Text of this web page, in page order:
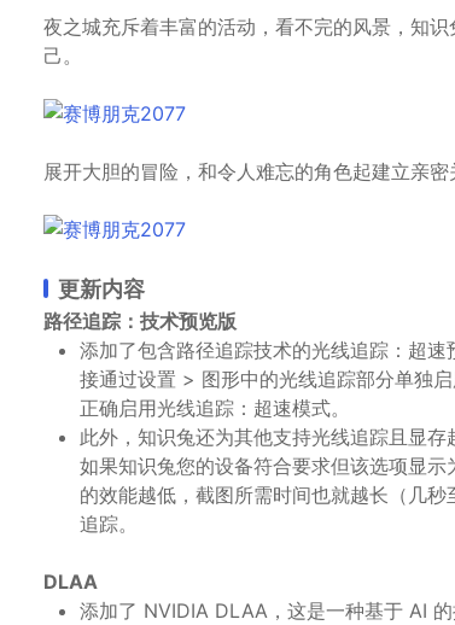
夜之城充斥着丰富的活动，看不完的风景，知
己。
展开大胆的冒险，和令人难忘的角色起建立亲
更新内容
路径追踪：技术预览版
添加了包含路径追踪技术的光线追踪：超
接通过设置 > 图形中的光线追踪部分单独
正确启用光线追踪：超速模式。
此外，知识兔还为其他支持光线追踪且显
如果知识兔您的设备符合要求但该选项显
的效能越低，截图所需时间也就越长（几
追踪。
DLAA
添加了 NVIDIA DLAA，这是一种基于 AI